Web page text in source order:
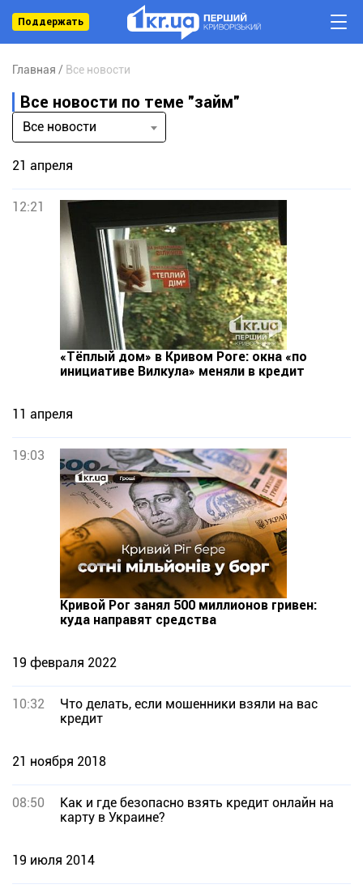
Поддержать
Главная Все новости
Все новости по теме "займ"
Все новости
21 апреля
12:21
«Тёплый дом» в Кривом Роге: окна «по
инициативе Вилкула» меняли в кредит
11 апреля
19:03
Кривой Рог занял 500 миллионов гривен:
куда направят средства
19 февраля 2022
10:32
Что делать, если мошенники взяли на вас
кредит
21 ноября 2018
08:50
Как и где безопасно взять кредит онлайн на
карту в Украине?
19 июля 2014